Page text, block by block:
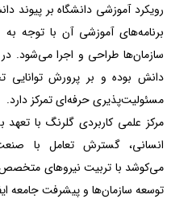
رویکرد آموزشی دانشگاه بر پیوند
برنامه‌های آموزشی آن با توجه
سازمان‌ها طراحی و اجرا می‌شود. در
دانش بوده و بر پرورش توانایی
مسئولیت‌پذیری حرفه‌ای تمرکز دارد.
مرکز علمی کاربردی گلرنگ با
انسانی، گسترش تعامل با
می‌کوشد با تربیت نیروهای متخصص،
توسعه سازمان‌ها و پیشرفت جامعه